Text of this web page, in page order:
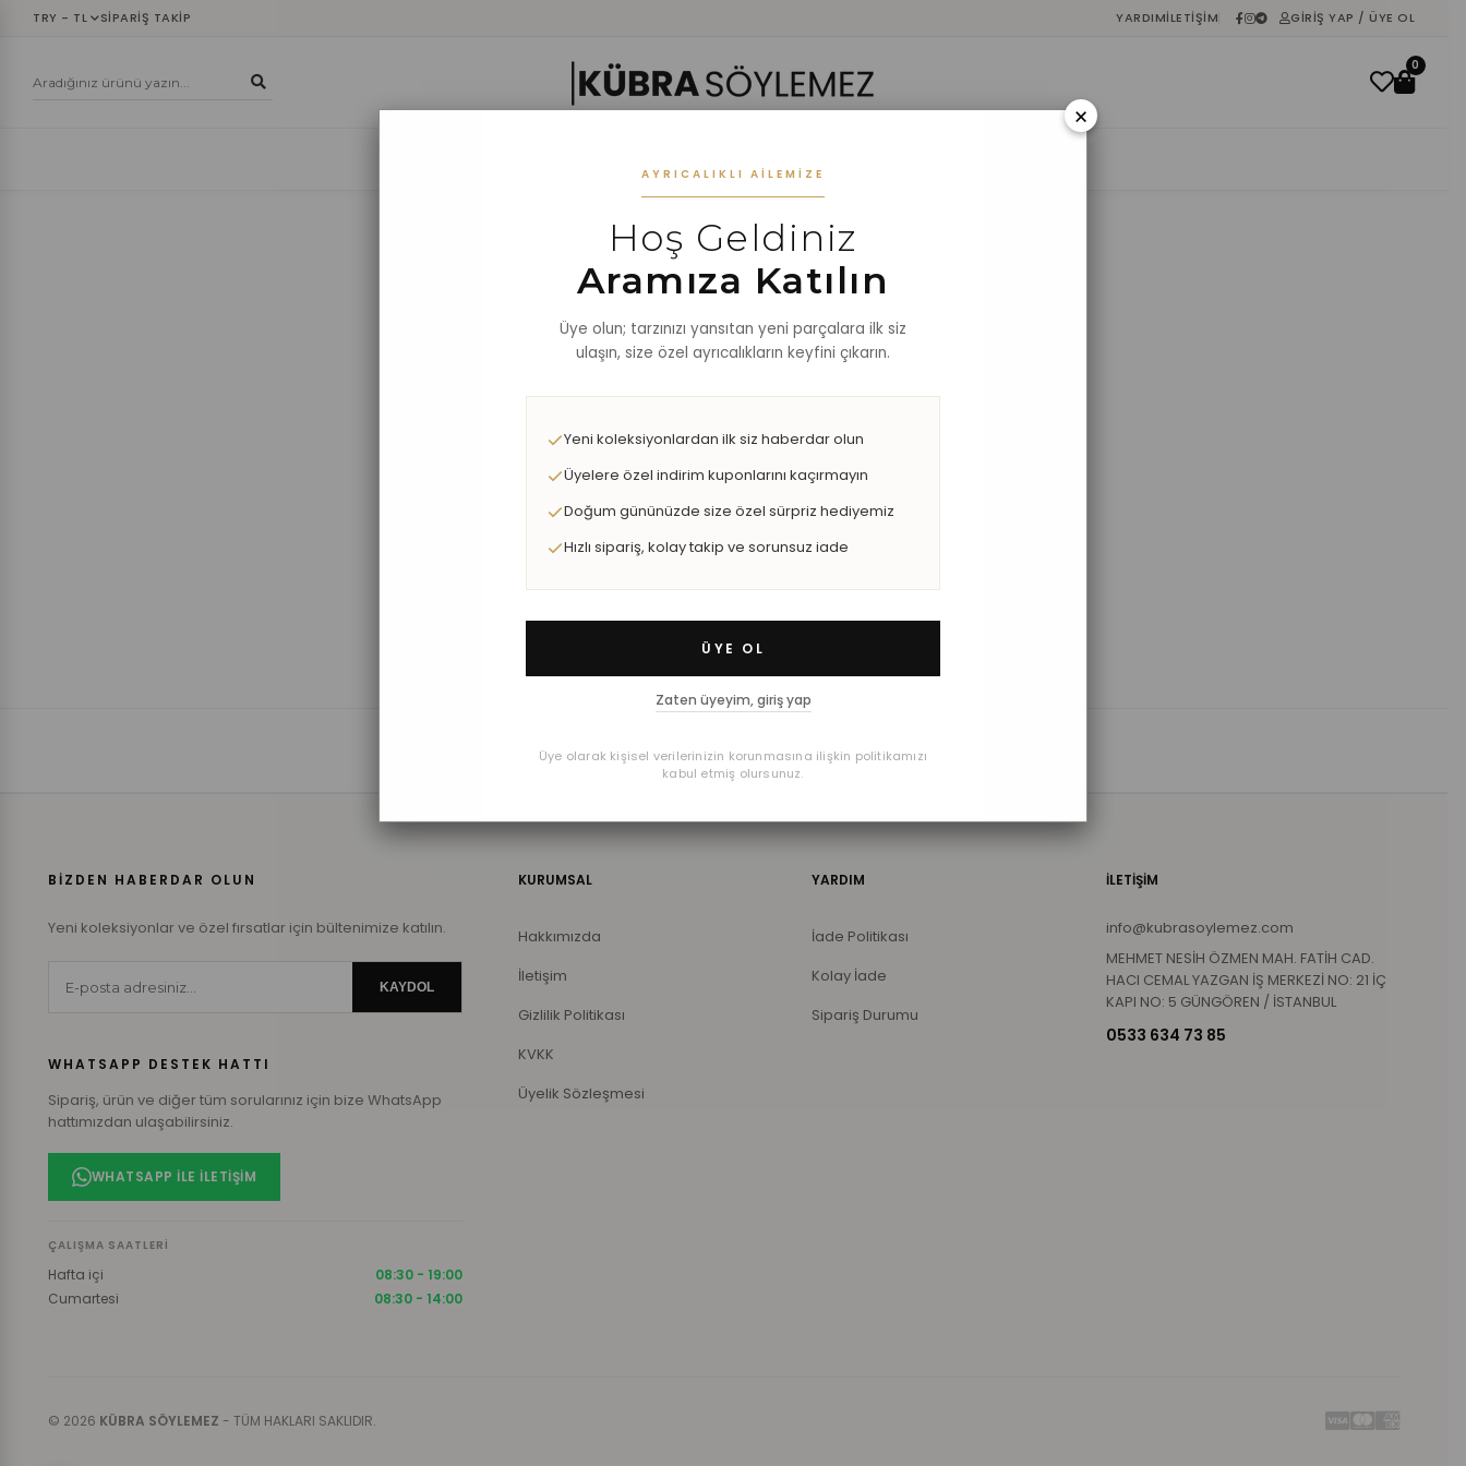
TRY - TL SIPARIŞ TAKIP YARDIMİLETIŞIM GIRIŞ YAP / ÜYE OL
0
Bizi Takip Edin
BİZDEN HABERDAR OLUN
Yeni koleksiyonlar ve özel fırsatlar için bültenimize katılın.
KAYDOL
WHATSAPP DESTEK HATTI
Sipariş, ürün ve diğer tüm sorularınız için bize WhatsApp
hattımızdan ulaşabilirsiniz.
WHATSAPP ILE İLETIŞIM
ÇALIŞMA SAATLERI
Hafta içi
08:30 - 19:00
Cumartesi
08:30 - 14:00
KURUMSAL
Hakkımızda
İletişim
Gizlilik Politikası
KVKK
Üyelik Sözleşmesi
YARDIM
İade Politikası
Kolay İade
Sipariş Durumu
İLETİŞİM
info@kubrasoylemez.com
MEHMET NESİH ÖZMEN MAH. FATİH CAD.
HACI CEMAL YAZGAN İŞ MERKEZİ NO: 21 İÇ
KAPI NO: 5 GÜNGÖREN / İSTANBUL
0533 634 73 85
© 2026 KÜBRA SÖYLEMEZ - TÜM HAKLARI SAKLIDIR.
×
AYRICALIKLI AILEMIZE
Hoş Geldiniz
Aramıza Katılın
Üye olun; tarzınızı yansıtan yeni parçalara ilk siz
ulaşın, size özel ayrıcalıkların keyfini çıkarın.
Yeni koleksiyonlardan ilk siz haberdar olun
Üyelere özel indirim kuponlarını kaçırmayın
Doğum gününüzde size özel sürpriz hediyemiz
Hızlı sipariş, kolay takip ve sorunsuz iade
ÜYE OL
Zaten üyeyim, giriş yap
Üye olarak kişisel verilerinizin korunmasına ilişkin politikamızı
kabul etmiş olursunuz.